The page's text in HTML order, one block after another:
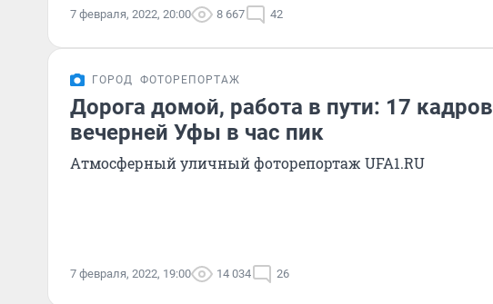
7 февраля, 2022, 20:00 8 667 42
ГОРОД ФОТОРЕПОРТАЖ
Дорога домой, работа в пути: 17 кадров
вечерней Уфы в час пик
Атмосферный уличный фоторепортаж UFA1.RU
7 февраля, 2022, 19:00 14 034 26